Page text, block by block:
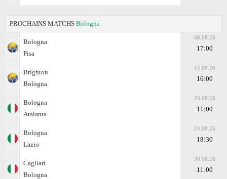
PROCHAINS MATCHS Bologna
Bologna
Pisa
08.08.26
17:00
Brighton
Bologna
15.08.26
16:00
Bologna
Atalanta
23.08.26
11:00
Bologna
Lazio
24.08.26
18:30
Cagliari
Bologna
30.08.26
11:00